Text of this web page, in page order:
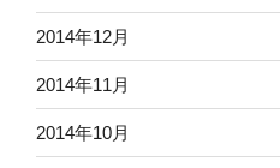
2014年12月
2014年11月
2014年10月